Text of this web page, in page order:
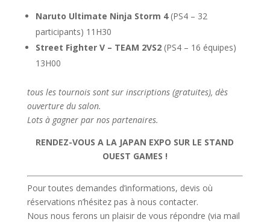
Naruto Ultimate Ninja Storm 4(PS4 – 32
participants) 11H30
Street Fighter V – TEAM 2VS2(PS4 – 16 équipes)
13H00
tous les tournois sont sur inscriptions (gratuites), dès
ouverture du salon.
Lots à gagner par nos partenaires.
RENDEZ-VOUS A LA JAPAN EXPO SUR LE STAND
OUEST GAMES !
Pour toutes demandes d’informations, devis où
réservations n’hésitez pas à nous contacter.
Nous nous ferons un plaisir de vous répondre (via mail